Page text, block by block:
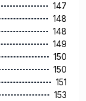
147
148
148
149
150
150
151
153